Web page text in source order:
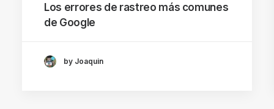
Los errores de rastreo más comunes
de Google
by Joaquin